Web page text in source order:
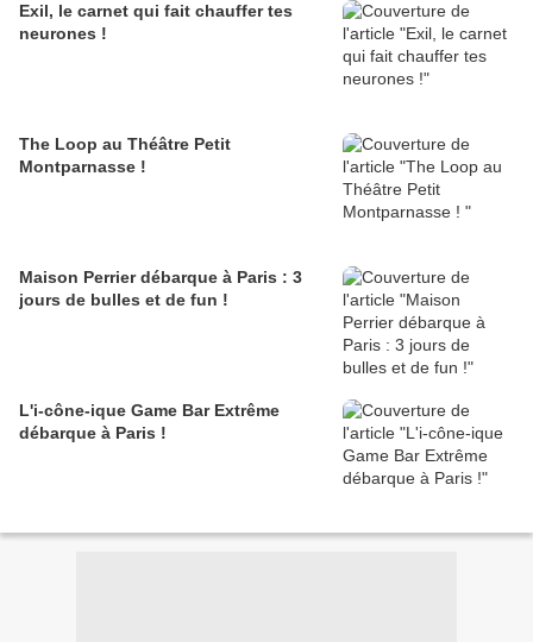
Exil, le carnet qui fait chauffer tes
neurones !
The Loop au Théâtre Petit
Montparnasse !
Maison Perrier débarque à Paris : 3
jours de bulles et de fun !
L'i-cône-ique Game Bar Extrême
débarque à Paris !